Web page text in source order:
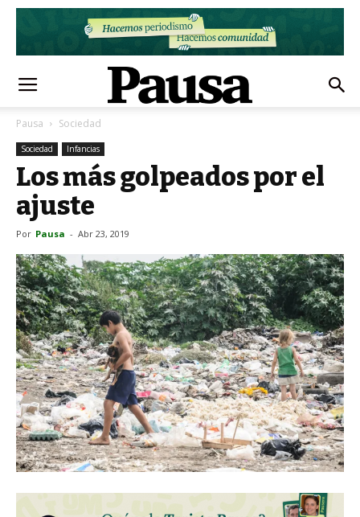
Pausa Sociedad
Sociedad Infancias
Los más golpeados por el
ajuste
Por Pausa - Abr 23, 2019